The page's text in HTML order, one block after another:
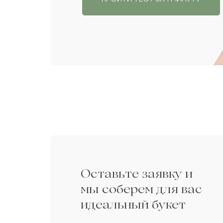
Оставьте заявку и
мы соберем для вас
идеальный букет